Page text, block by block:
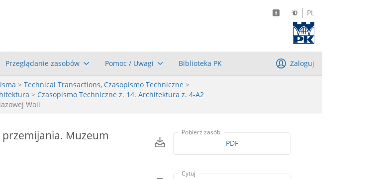
PL
Przeglądanie zasobów Pomoc / Uwagi Biblioteka PK Zaloguj
> Technical Transactions, Czasopismo Techniczne >
> Czasopismo Techniczne z. 14. Architektura z. 4-A2
Woli
przemijania. Muzeum Pobierz zasób
PDF
Cytuj